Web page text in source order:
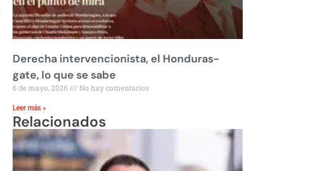
Derecha intervencionista, el Honduras-
gate, lo que se sabe
6 de mayo, 2026 No hay comentarios
Leer más »
Relacionados